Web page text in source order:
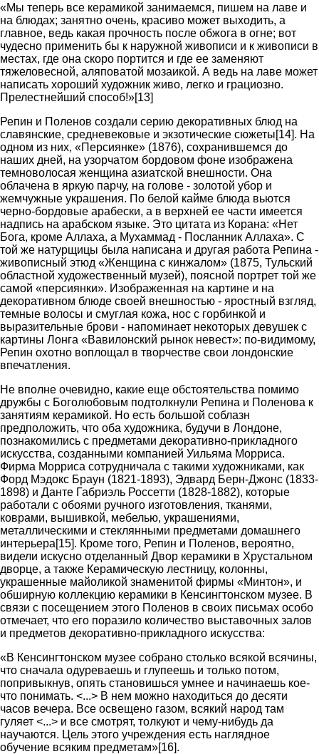
«Мы теперь все керамикой занимаемся, пишем на лаве и
на блюдах; занятно очень, красиво может выходить, а
главное, ведь какая прочность после обжога в огне; вот
чудесно применить бы к наружной живописи и к живописи в
местах, где она скоро портится и где ее заменяют
тяжеловесной, аляповатой мозаикой. А ведь на лаве может
написать хороший художник живо, легко и грациозно.
Прелестнейший способ!»[13]
Репин и Поленов создали серию декоративных блюд на
славянские, средневековые и экзотические сюжеты[14]. На
одном из них, «Персиянке» (1876), сохранившемся до
наших дней, на узорчатом бордовом фоне изображена
темноволосая женщина азиатской внешности. Она
облачена в яркую парчу, на голове - золотой убор и
жемчужные украшения. По белой кайме блюда вьются
черно-бордовые арабески, а в верхней ее части имеется
надпись на арабском языке. Это цитата из Корана: «Нет
Бога, кроме Аллаха, а Мухаммад - Посланник Аллаха». С
той же натурщицы была написана и другая работа Репина -
живописный этюд «Женщина с кинжалом» (1875, Тульский
областной художественный музей), поясной портрет той же
самой «персиянки». Изображенная на картине и на
декоративном блюде своей внешностью - яростный взгляд,
темные волосы и смуглая кожа, нос с горбинкой и
выразительные брови - напоминает некоторых девушек с
картины Лонга «Вавилонский рынок невест»: по-видимому,
Репин охотно воплощал в творчестве свои лондонские
впечатления.
Не вполне очевидно, какие еще обстоятельства помимо
дружбы с Боголюбовым подтолкнули Репина и Поленова к
занятиям керамикой. Но есть большой соблазн
предположить, что оба художника, будучи в Лондоне,
познакомились с предметами декоративно-прикладного
искусства, созданными компанией Уильяма Морриса.
Фирма Морриса сотрудничала с такими художниками, как
Форд Мэдокс Браун (1821-1893), Эдвард Берн-Джонс (1833-
1898) и Данте Габриэль Россетти (1828-1882), которые
работали с обоями ручного изготовления, тканями,
коврами, вышивкой, мебелью, украшениями,
металлическими и стеклянными предметами домашнего
интерьера[15]. Кроме того, Репин и Поленов, вероятно,
видели искусно отделанный Двор керамики в Хрустальном
дворце, а также Керамическую лестницу, колонны,
украшенные майоликой знаменитой фирмы «Минтон», и
обширную коллекцию керамики в Кенсингтонском музее. В
связи с посещением этого Поленов в своих письмах особо
отмечает, что его поразило количество выставочных залов
и предметов декоративно-прикладного искусства:
«В Кенсингтонском музее собрано столько всякой всячины,
что сначала одуреваешь и глупеешь и только потом,
попривыкнув, опять становишься умнее и начинаешь кое-
что понимать. <...> В нем можно находиться до десяти
часов вечера. Все освещено газом, всякий народ там
гуляет <...> и все смотрят, толкуют и чему-нибудь да
научаются. Цель этого учреждения есть наглядное
обучение всяким предметам»[16].